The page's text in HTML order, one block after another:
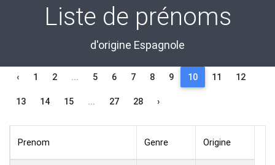
Liste de prénoms
d'origine Espagnole
‹ 1 2 ... 5 6 7 8 9 10 11 12
13 14 15 ... 27 28 ›
Prenom Genre Origine